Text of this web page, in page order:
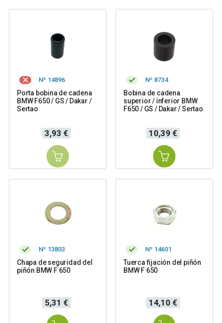
Nº 14896
Porta bobina de cadena
BMW F650 / GS / Dakar /
Sertao
Precio
3,93 €
Nº 8734
Bobina de cadena
superior / inferior BMW
F650 / GS / Dakar / Sertao
Precio
10,39 €
Nº 13803
Chapa de seguridad del
piñón BMW F 650
Precio
5,31 €
Nº 14601
Tuerca fijación del piñón
BMW F 650
Precio
14,10 €